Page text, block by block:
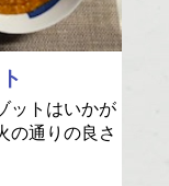
ットはいかが
の通りの良さ